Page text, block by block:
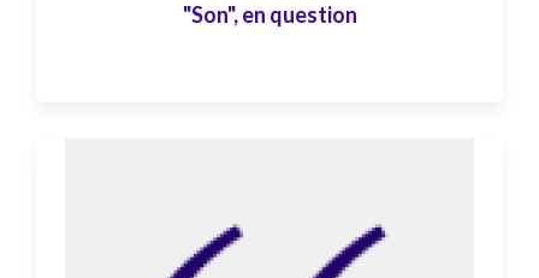
"Son", en question